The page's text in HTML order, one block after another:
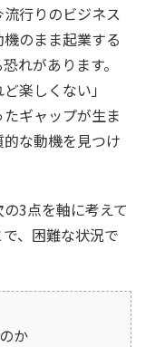
流行りのビジネス
のまま起業する
れがあります。
楽しくない」
たギャップが生ま
な動機を見つけ
3点を軸に考えて
、困難な状況で
か